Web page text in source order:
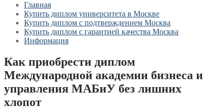
Главная
Купить диплом университета в Москве
Купить диплом с подтверждением Москва
Купить диплом с гарантией качества Москва
Информация
Как приобрести диплом
Международной академии бизнеса и
управления МАБиУ без лишних
хлопот